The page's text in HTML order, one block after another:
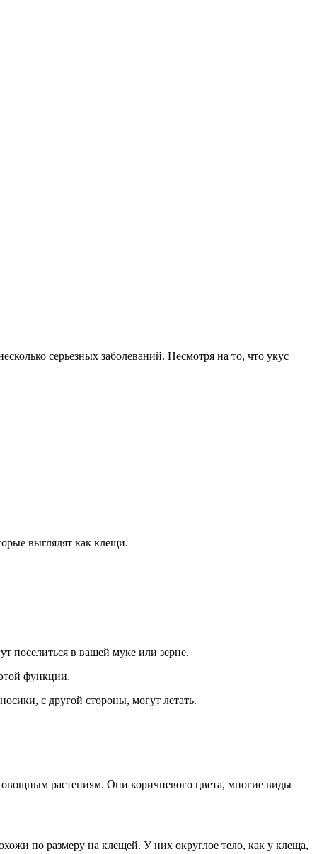
серьезных заболеваний. Несмотря на то, что укус
выглядят как клещи.
поселиться в вашей муке или зерне.
функции.
с другой стороны, могут летать.
растениям. Они коричневого цвета, многие виды
по размеру на клещей. У них округлое тело, как у клеща,